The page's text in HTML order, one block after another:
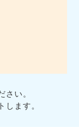
さい。
します。